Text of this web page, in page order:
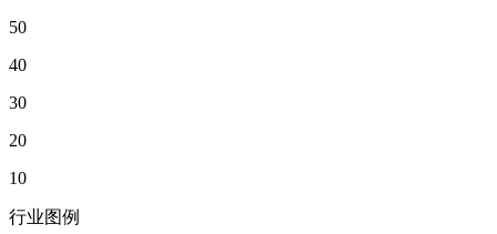
50
40
30
20
10
行业图例